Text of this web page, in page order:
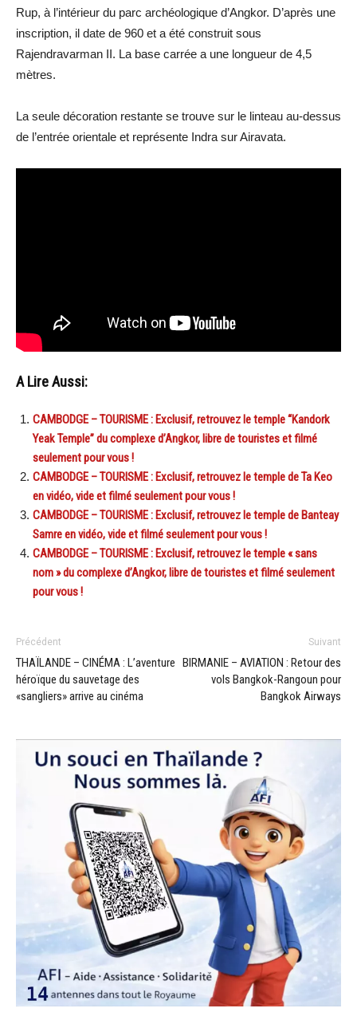
Rup, à l’intérieur du parc archéologique d’Angkor. D’après une
inscription, il date de 960 et a été construit sous
Rajendravarman II. La base carrée a une longueur de 4,5
mètres.
La seule décoration restante se trouve sur le linteau au-dessus
de l’entrée orientale et représente Indra sur Airavata.
A Lire Aussi:
CAMBODGE – TOURISME : Exclusif, retrouvez le temple “Kandork
Yeak Temple” du complexe d’Angkor, libre de touristes et filmé
seulement pour vous !
CAMBODGE – TOURISME : Exclusif, retrouvez le temple de Ta Keo
en vidéo, vide et filmé seulement pour vous !
CAMBODGE – TOURISME : Exclusif, retrouvez le temple de Banteay
Samre en vidéo, vide et filmé seulement pour vous !
CAMBODGE – TOURISME : Exclusif, retrouvez le temple « sans
nom » du complexe d’Angkor, libre de touristes et filmé seulement
pour vous !
Précédent
THAÏLANDE – CINÉMA : L’aventure
héroïque du sauvetage des
«sangliers» arrive au cinéma
Suivant
BIRMANIE – AVIATION : Retour des
vols Bangkok-Rangoun pour
Bangkok Airways